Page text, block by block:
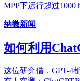
MPP下运行超过1000
纳微新闻
如何利用
这位研究僧，GPT-4